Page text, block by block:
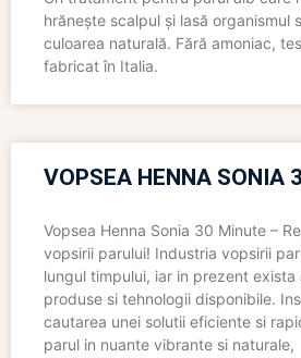
hrănește scalpul și lasă organismul
culoarea naturală. Fără amoniac,
fabricat în Italia.
VOPSEA HENNA SONIA
Vopsea Henna Sonia 30 Minute –
vopsirii parului! Industria vopsirii
lungul timpului, iar in prezent
produse si tehnologii disponibile.
cautarea unei solutii eficiente si
parul in nuante vibrante si naturale,